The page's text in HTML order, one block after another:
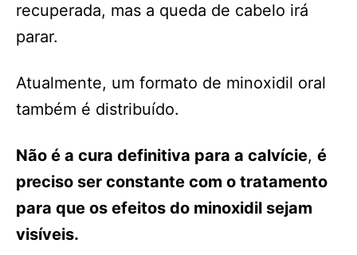
recuperada, mas a queda de cabelo irá
parar.
Atualmente, um formato de minoxidil oral
também é distribuído.
Não é a cura definitiva para a calvície, é
preciso ser constante com o tratamento
para que os efeitos do minoxidil sejam
visíveis.